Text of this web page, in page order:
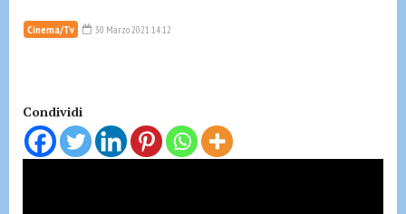
g
o
n
Cinema/Tv 30 Marzo 2021 14:12
Condividi